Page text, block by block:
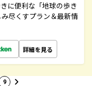
に便利な「地球の歩き
尽くすプラン＆最新情
詳細を見る
9